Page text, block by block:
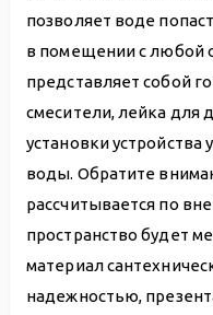
позволяет воде
в помещении с любой
представляет собой
смесители, лейка для
установки устройства
воды. Обратите
рассчитывается по
пространство будет
материал
надежностью,